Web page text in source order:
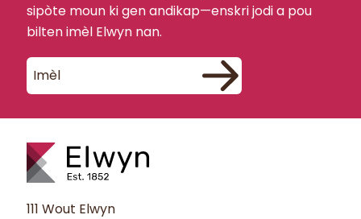
sipòte moun ki gen andikap—enskri jodi a pou
bilten imèl Elwyn nan.
111 Wout Elwyn